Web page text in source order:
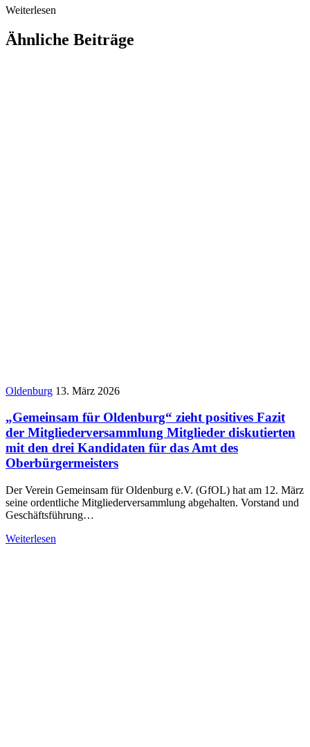
Weiterlesen
Ähnliche Beiträge
Oldenburg 13. März 2026
„Gemeinsam für Oldenburg“ zieht positives Fazit
der Mitgliederversammlung Mitglieder diskutierten
mit den drei Kandidaten für das Amt des
Oberbürgermeisters
Der Verein Gemeinsam für Oldenburg e.V. (GfOL) hat am 12. März
seine ordentliche Mitgliederversammlung abgehalten. Vorstand und
Geschäftsführung…
Weiterlesen